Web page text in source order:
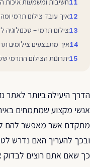
הדרך היעילה ביותר לאתר
אנשי מקצוע שמתמחים
מתקדם אשר מאפשר להם
ובכך להעריך האם נדרש
כך שאם אתם רוצים
איך עובד צילום תרמי
צילום תרמי – טכנולוגיה
איך מתבצעים צילומים
יתרונות הצילום התרמי